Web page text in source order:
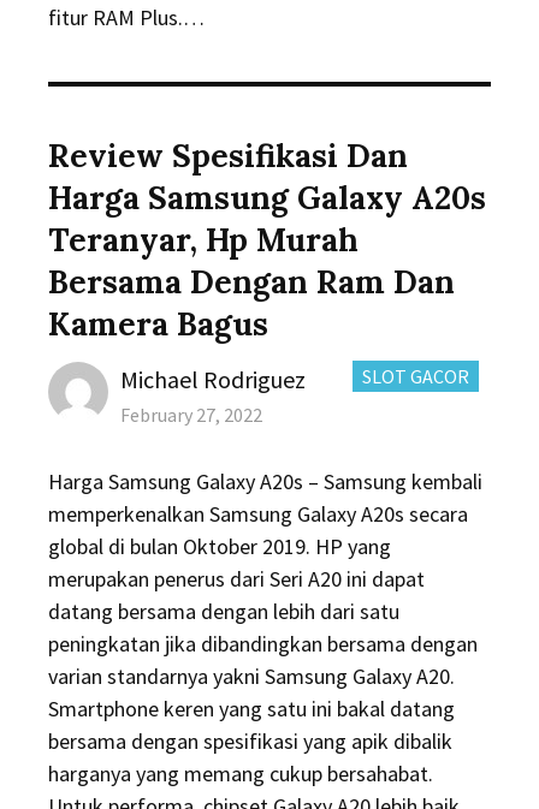
fitur RAM Plus.…
Review Spesifikasi Dan
Harga Samsung Galaxy A20s
Teranyar, Hp Murah
Bersama Dengan Ram Dan
Kamera Bagus
CATEGORIES:
SLOT GACOR
Author
Michael Rodriguez
Posted
February 27, 2022
Harga Samsung Galaxy A20s – Samsung kembali
memperkenalkan Samsung Galaxy A20s secara
global di bulan Oktober 2019. HP yang
merupakan penerus dari Seri A20 ini dapat
datang bersama dengan lebih dari satu
peningkatan jika dibandingkan bersama dengan
varian standarnya yakni Samsung Galaxy A20.
Smartphone keren yang satu ini bakal datang
bersama dengan spesifikasi yang apik dibalik
harganya yang memang cukup bersahabat.